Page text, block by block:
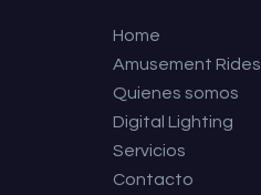
Home
Amusement Rides
Quienes somos
Digital Lighting
Servicios
Contacto